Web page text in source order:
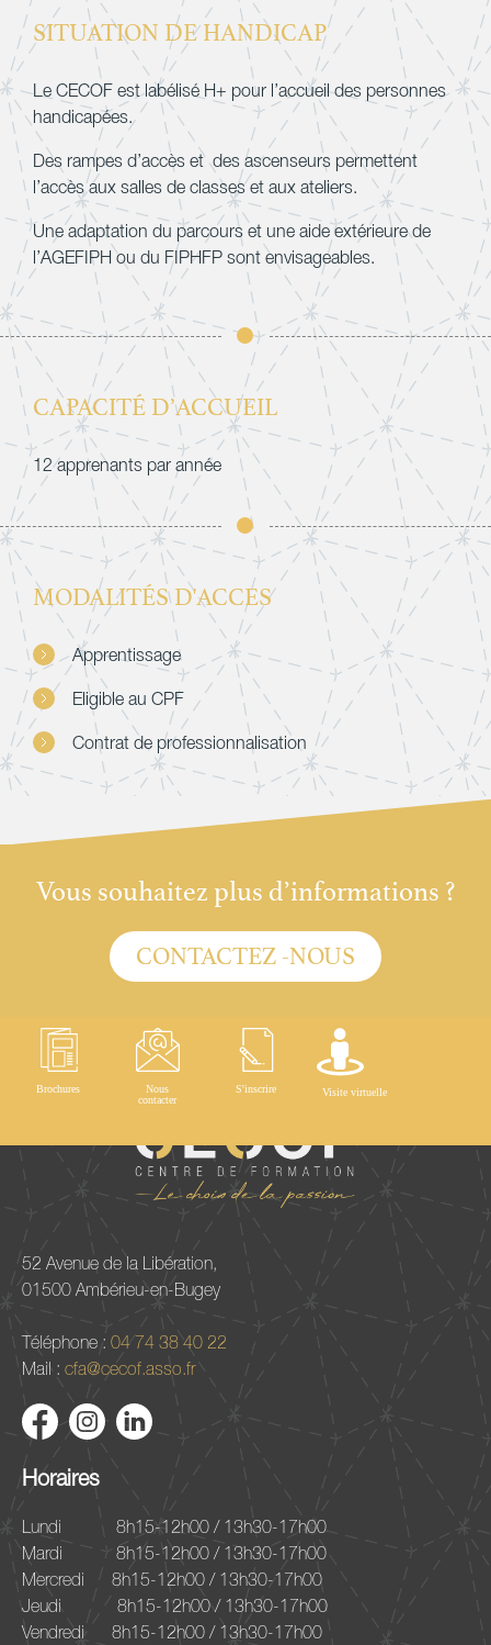
Brochures
Nous
contacter
S'inscrire Visite virtuelle
SITUATION DE HANDICAP
Le CECOF est labélisé H+ pour l’accueil des personnes
handicapées.
Des rampes d’accès et des ascenseurs permettent
l’accès aux salles de classes et aux ateliers.
Une adaptation du parcours et une aide extérieure de
l’AGEFIPH ou du FIPHFP sont envisageables.
CAPACITÉ D’ACCUEIL
12 apprenants par année
MODALITÉS D'ACCES
Apprentissage
Eligible au CPF
Contrat de professionnalisation
Vous souhaitez plus d’informations ?
CONTACTEZ -NOUS
52 Avenue de la Libération,
01500 Ambérieu-en-Bugey
Téléphone : 04 74 38 40 22
Mail : cfa@cecof.asso.fr
Horaires
Lundi
8h15-12h00 / 13h30-17h00
Mardi
8h15-12h00 / 13h30-17h00
Mercredi
8h15-12h00 / 13h30-17h00
Jeudi
8h15-12h00 / 13h30-17h00
Vendredi
8h15-12h00 / 13h30-17h00